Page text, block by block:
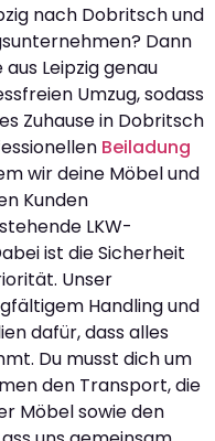
nach Dobritsch und
Dann
Leipzig genau
Umzug, sodass
Zuhause in Dobritsch
Beiladung
wir deine Möbel und
Kunden
LKW-
ist die Sicherheit
Unser
Handling und
dafür, dass alles
Du musst dich um
den Transport, die
Möbel sowie den